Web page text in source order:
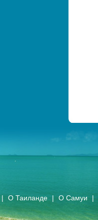
| О Таиланде | О Самуи |